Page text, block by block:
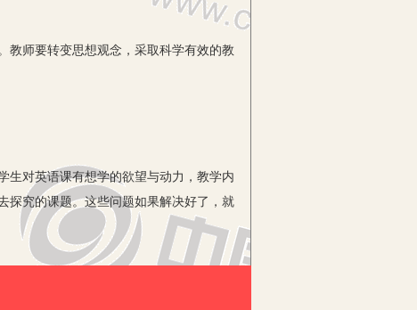
师要转变思想观念，采取科学有效的教
对英语课有想学的欲望与动力，教学内
探究的课题。这些问题如果解决好了，就
要让学生尝到甜头，要像摘果子一样，学
一个可行的目标，引导学生踏入快乐的英
加强学生的基础训练，不要把任务布置